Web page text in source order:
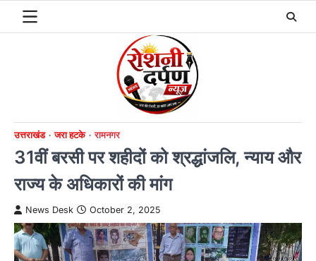
उत्तराखंड जरा हटके रामनगर
31वीं बरसी पर शहीदों को श्रद्धांजलि, न्याय और
राज्य के अधिकारों की मांग
News Desk October 2, 2025